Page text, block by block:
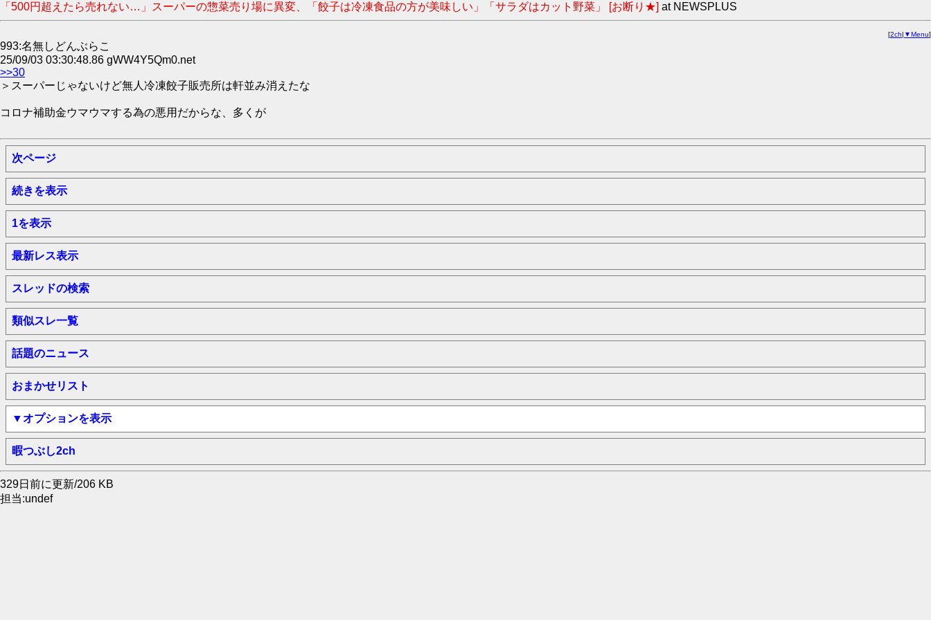
「500円超えたら売れない…」スーパーの惣菜売り場に異変、「餃子は冷凍食品の方が美味しい」「サラダはカット野菜」 [お断り★] at NEWSPLUS
[2ch| ▼Menu]
993:名無しどんぶらこ
25/09/03 03:30:48.86 gWW4Y5Qm0.net
>>30
＞スーパーじゃないけど無人冷凍餃子販売所は軒並み消えたな
コロナ補助金ウマウマする為の悪用だからな、多くが
次ページ
続きを表示
1を表示
最新レス表示
スレッドの検索
類似スレ一覧
話題のニュース
おまかせリスト
▼オプションを表示
暇つぶし2ch
329日前に更新/206 KB
担当:undef